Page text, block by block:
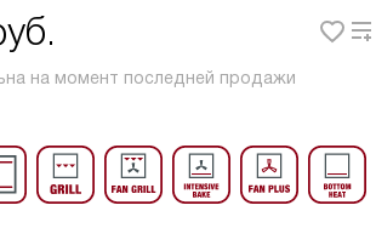
на момент последней продажи